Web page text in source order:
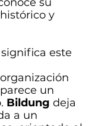
y
este
un
Bildung deja
a un